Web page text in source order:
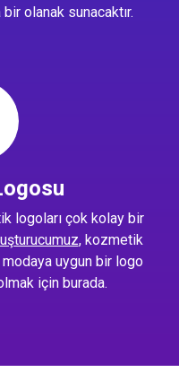
olanak sunacaktır.
logoları çok kolay bir
, kozmetik
uygun bir logo
için burada.